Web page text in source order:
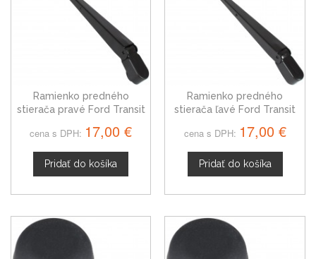
Ramienko predného
stierača pravé Ford Transit
cena s DPH: 17,00 €
Pridať do košíka
Ramienko predného
stierača ľavé Ford Transit
cena s DPH: 17,00 €
Pridať do košíka